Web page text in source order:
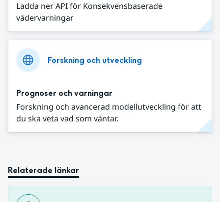
Ladda ner API för Konsekvensbaserade
vädervarningar
Forskning och utveckling
Prognoser och varningar
Forskning och avancerad modellutveckling för att
du ska veta vad som väntar.
Relaterade länkar